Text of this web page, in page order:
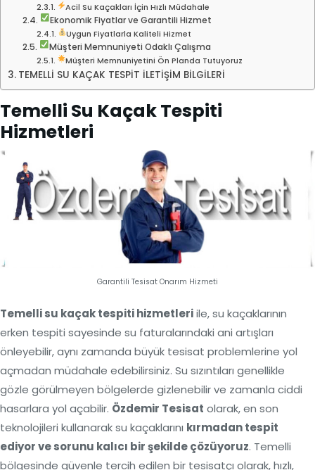
Acil Su Kaçakları İçin Hızlı Müdahale
Ekonomik Fiyatlar ve Garantili Hizmet
Uygun Fiyatlarla Kaliteli Hizmet
Müşteri Memnuniyeti Odaklı Çalışma
Müşteri Memnuniyetini Ön Planda Tutuyoruz
TEMELLİ SU KAÇAK TESPİT İLETİŞİM BİLGİLERİ
Temelli Su Kaçak Tespiti
Hizmetleri
Garantili Tesisat Onarım Hizmeti
Temelli su kaçak tespiti hizmetleriile, su kaçaklarının
erken tespiti sayesinde su faturalarındaki ani artışları
önleyebilir, aynı zamanda büyük tesisat problemlerine yol
açmadan müdahale edebilirsiniz. Su sızıntıları genellikle
gözle görülmeyen bölgelerde gizlenebilir ve zamanla ciddi
hasarlara yol açabilir. Özdemir Tesisat olarak, en son
teknolojileri kullanarak su kaçaklarını kırmadan tespit
ediyor ve sorunu kalıcı bir şekilde çözüyoruz. Temelli
bölgesinde güvenle tercih edilen bir tesisatçı olarak, hızlı,